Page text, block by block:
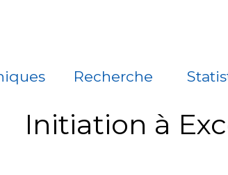
Recherche
Initiation à